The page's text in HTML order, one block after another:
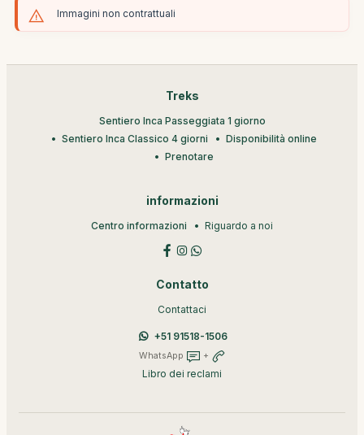
Immagini non contrattuali
Treks
Sentiero Inca Passeggiata 1 giorno
Sentiero Inca Classico 4 giorni
Disponibilità online
Prenotare
informazioni
Centro informazioni Riguardo a noi
Contatto
Contattaci
+51 91518-1506
WhatsApp +
Libro dei reclami